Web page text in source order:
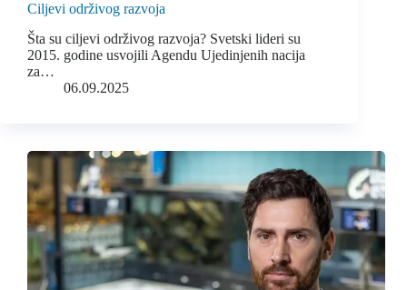
Ciljevi održivog razvoja
Šta su ciljevi održivog razvoja? Svetski lideri su
2015. godine usvojili Agendu Ujedinjenih nacija
za…
06.09.2025